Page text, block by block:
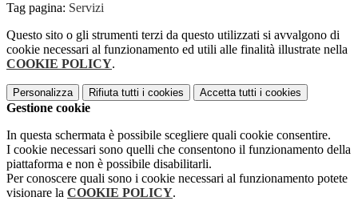
Tag pagina: Servizi
Questo sito o gli strumenti terzi da questo utilizzati si avvalgono di
cookie necessari al funzionamento ed utili alle finalità illustrate nella
COOKIE POLICY.
Personalizza Rifiuta tutti i cookies Accetta tutti i cookies
Gestione cookie
In questa schermata è possibile scegliere quali cookie consentire.
I cookie necessari sono quelli che consentono il funzionamento della
piattaforma e non è possibile disabilitarli.
Per conoscere quali sono i cookie necessari al funzionamento potete
visionare la COOKIE POLICY.